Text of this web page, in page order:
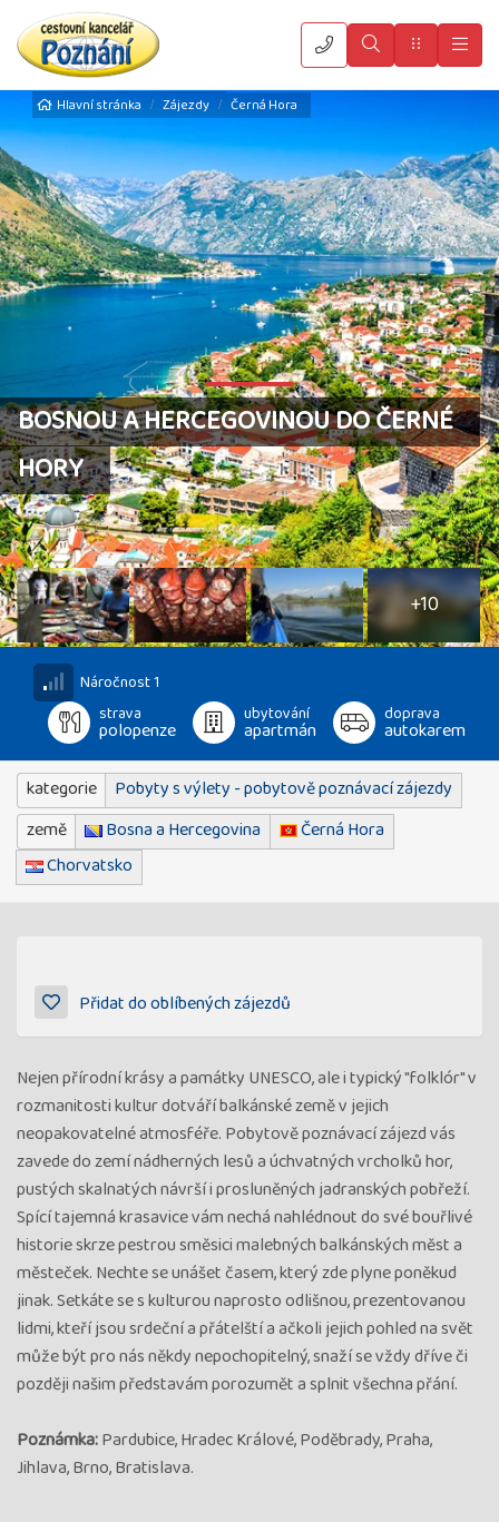
VyhledatMenu
Hlavní stránka Zájezdy Černá Hora
BOSNOU A HERCEGOVINOU DO ČERNÉ
HORY
15
fotografií
+10
Náročnost 1
strava
polopenze
ubytování
apartmán
doprava
autokarem
kategorie
Pobyty s výlety - pobytově poznávací zájezdy
země
Bosna a Hercegovina
Černá Hora
Chorvatsko
Přidat do oblíbených zájezdů
Nejen přírodní krásy a památky UNESCO, ale i typický "folklór" v
rozmanitosti kultur dotváří balkánské země v jejich
neopakovatelné atmosféře. Pobytově poznávací zájezd vás
zavede do zemí nádherných lesů a úchvatných vrcholků hor,
pustých skalnatých návrší i prosluněných jadranských pobřeží.
Spící tajemná krasavice vám nechá nahlédnout do své bouřlivé
historie skrze pestrou směsici malebných balkánských měst a
městeček. Nechte se unášet časem, který zde plyne poněkud
jinak. Setkáte se s kulturou naprosto odlišnou, prezentovanou
lidmi, kteří jsou srdeční a přátelští a ačkoli jejich pohled na svět
může být pro nás někdy nepochopitelný, snaží se vždy dříve či
později našim představám porozumět a splnit všechna přání.
Poznámka:Pardubice, Hradec Králové, Poděbrady, Praha,
Jihlava, Brno, Bratislava.